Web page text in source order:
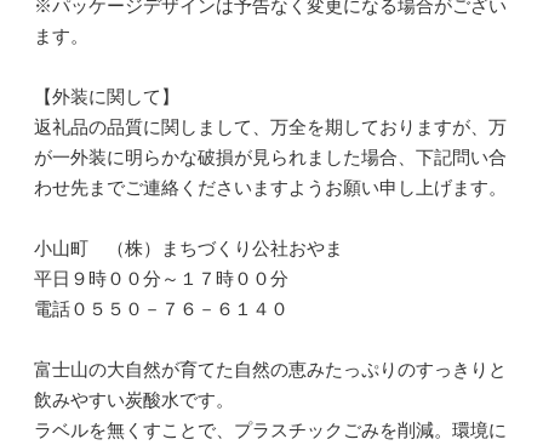
※パッケージデザインは予告なく変更になる場合がござい
ます。
【外装に関して】
返礼品の品質に関しまして、万全を期しておりますが、万
が一外装に明らかな破損が見られました場合、下記問い合
わせ先までご連絡くださいますようお願い申し上げます。
小山町 （株）まちづくり公社おやま
平日９時００分～１７時００分
電話０５５０－７６－６１４０
富士山の大自然が育てた自然の恵みたっぷりのすっきりと
飲みやすい炭酸水です。
ラベルを無くすことで、プラスチックごみを削減。環境に